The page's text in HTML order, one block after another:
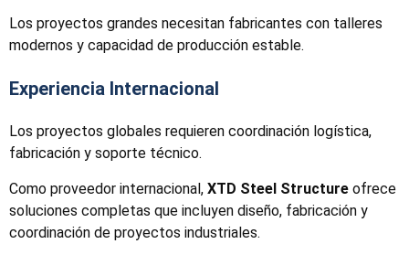
Los proyectos grandes necesitan fabricantes con talleres
modernos y capacidad de producción estable.
Experiencia Internacional
Los proyectos globales requieren coordinación logística,
fabricación y soporte técnico.
Como proveedor internacional, XTD Steel Structure ofrece
soluciones completas que incluyen diseño, fabricación y
coordinación de proyectos industriales.